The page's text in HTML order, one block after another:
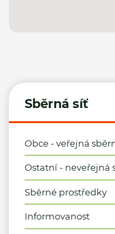
Sběrná síť
Obce - veřejná
Ostatní - neveřejná
Sběrné prostředky
Informovanost